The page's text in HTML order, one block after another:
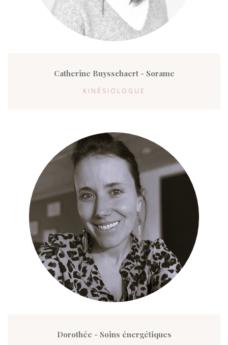
Catherine Buysschaert - Sorame
KINÉSIOLOGUE
Dorothée - Soins énergétiques